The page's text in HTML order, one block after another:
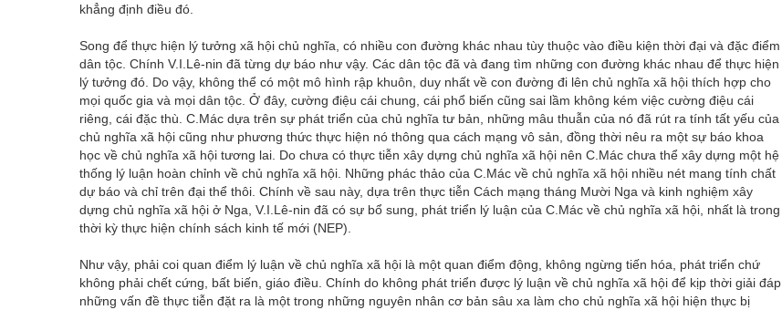
khẳng định điều đó.
Song để thực hiện lý tưởng xã hội chủ nghĩa, có nhiều con đường khác nhau tùy thuộc vào điều kiện thời đại và đặc điểm
dân tộc. Chính V.I.Lê-nin đã từng dự báo như vậy. Các dân tộc đã và đang tìm những con đường khác nhau để thực hiện
lý tưởng đó. Do vậy, không thể có một mô hình rập khuôn, duy nhất về con đường đi lên chủ nghĩa xã hội thích hợp cho
mọi quốc gia và mọi dân tộc. Ở đây, cường điệu cái chung, cái phổ biến cũng sai lầm không kém việc cường điệu cái
riêng, cái đặc thù. C.Mác dựa trên sự phát triển của chủ nghĩa tư bản, những mâu thuẫn của nó đã rút ra tính tất yếu của
chủ nghĩa xã hội cũng như phương thức thực hiện nó thông qua cách mạng vô sản, đồng thời nêu ra một sự báo khoa
học về chủ nghĩa xã hội tương lai. Do chưa có thực tiễn xây dựng chủ nghĩa xã hội nên C.Mác chưa thể xây dựng một hệ
thống lý luận hoàn chỉnh về chủ nghĩa xã hội. Những phác thảo của C.Mác về chủ nghĩa xã hội nhiều nét mang tính chất
dự báo và chỉ trên đại thể thôi. Chính về sau này, dựa trên thực tiễn Cách mạng tháng Mười Nga và kinh nghiệm xây
dựng chủ nghĩa xã hội ở Nga, V.I.Lê-nin đã có sự bổ sung, phát triển lý luận của C.Mác về chủ nghĩa xã hội, nhất là trong
thời kỳ thực hiện chính sách kinh tế mới (NEP).
Như vậy, phải coi quan điểm lý luận về chủ nghĩa xã hội là một quan điểm động, không ngừng tiến hóa, phát triển chứ
không phải chết cứng, bất biến, giáo điều. Chính do không phát triển được lý luận về chủ nghĩa xã hội để kịp thời giải đáp
những vấn đề thực tiễn đặt ra là một trong những nguyên nhân cơ bản sâu xa làm cho chủ nghĩa xã hội hiện thực bị